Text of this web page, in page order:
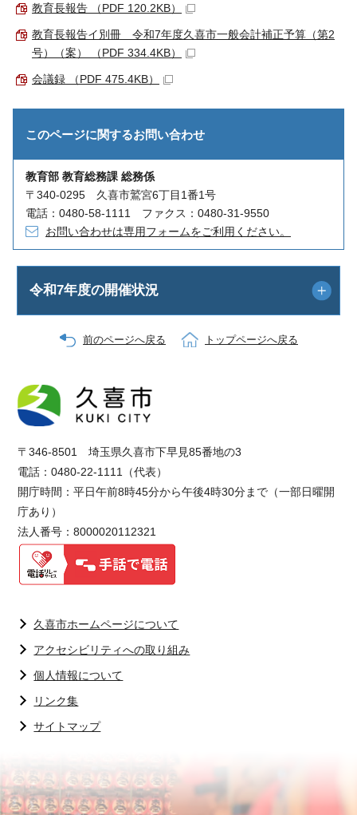
教育長報告 （PDF 120.2KB）
教育長報告イ別冊 令和7年度久喜市一般会計補正予算（第2
号）（案） （PDF 334.4KB）
会議録 （PDF 475.4KB）
このページに関するお問い合わせ
教育部 教育総務課 総務係
〒340-0295 久喜市鷲宮6丁目1番1号
電話：0480-58-1111 ファクス：0480-31-9550
お問い合わせは専用フォームをご利用ください。
令和7年度の開催状況
前のページへ戻る トップページへ戻る
〒346-8501 埼玉県久喜市下早見85番地の3
電話：0480-22-1111（代表）
開庁時間：平日午前8時45分から午後4時30分まで（一部日曜開
庁あり）
法人番号：8000020112321
久喜市ホームページについて
アクセシビリティへの取り組み
個人情報について
リンク集
サイトマップ